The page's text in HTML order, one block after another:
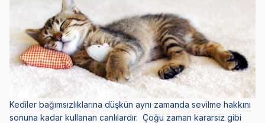
Kediler bağımsızlıklarına düşkün aynı zamanda sevilme hakkını
sonuna kadar kullanan canlılardır. Çoğu zaman kararsız gibi